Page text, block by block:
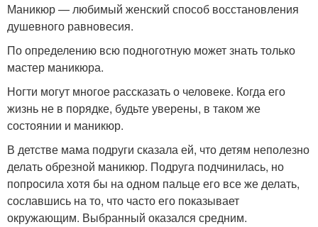
Маникюр — любимый женский способ восстановления
душевного равновесия.
По определению всю подноготную может знать только
мастер маникюра.
Ногти могут многое рассказать о человеке. Когда его
жизнь не в порядке, будьте уверены, в таком же
состоянии и маникюр.
В детстве мама подруги сказала ей, что детям неполезно
делать обрезной маникюр. Подруга подчинилась, но
попросила хотя бы на одном пальце его все же делать,
сославшись на то, что часто его показывает
окружающим. Выбранный оказался средним.